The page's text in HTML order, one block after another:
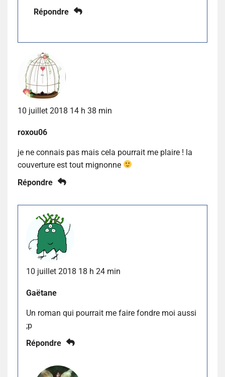
Répondre
10 juillet 2018 14 h 38 min
roxou06
je ne connais pas mais cela pourrait me plaire ! la
couverture est tout mignonne
Répondre
10 juillet 2018 18 h 24 min
Gaëtane
Un roman qui pourrait me faire fondre moi aussi
;p
Répondre